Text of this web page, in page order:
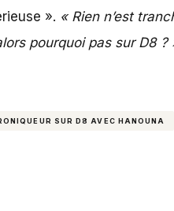
». « Rien n’est
pourquoi pas sur D8 ?
SUR D8 AVEC HANOUNA